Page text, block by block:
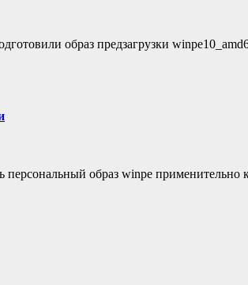
образ предзагрузки
образ winpe применительно